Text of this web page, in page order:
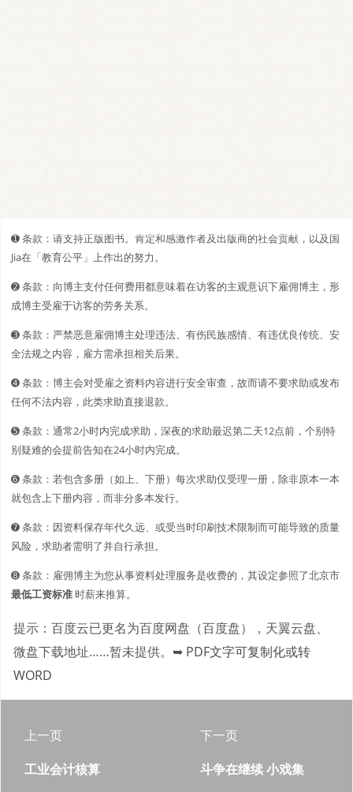
➊️ 条款：请支持正版图书。肯定和感激作者及出版商的社会贡献，以及国
Jia在「教育公平」上作出的努力。
➋️️ 条款：向博主支付任何费用都意味着在访客的主观意识下雇佣博主，形
成博主受雇于访客的劳务关系。
➌ 条款：严禁恶意雇佣博主处理违法、有伤民族感情、有违优良传统、安
全法规之内容，雇方需承担相关后果。
➍ 条款：博主会对受雇之资料内容进行安全审查，故而请不要求助或发布
任何不法内容，此类求助直接退款。
➎ 条款：通常2小时内完成求助，深夜的求助最迟第二天12点前，个别特
别疑难的会提前告知在24小时内完成。
➏ 条款：若包含多册（如上、下册）每次求助仅受理一册，除非原本一本
就包含上下册内容，而非分多本发行。
➐ 条款：因资料保存年代久远、或受当时印刷技术限制而可能导致的质量
风险，求助者需明了并自行承担。
➑ 条款：雇佣博主为您从事资料处理服务是收费的，其设定参照了北京市
最低工资标准时薪来推算。
提示：百度云已更名为百度网盘（百度盘），天翼云盘、
微盘下载地址……暂未提供。 ➥ PDF文字可复制化或转
WORD
上一页
工业会计核算
下一页
斗争在继续 小戏集